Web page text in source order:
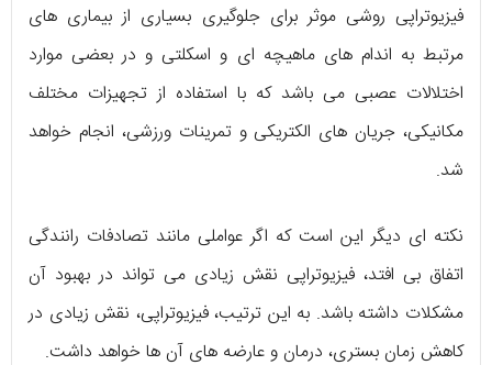
فیزیوتراپی روشی موثر برای جلوگیری بسیاری از بیماری های
مرتبط به اندام های ماهیچه ای و اسکلتی و در بعضی موارد
اختلالات عصبی می باشد که با استفاده از تجهیزات مختلف
مکانیکی، جریان های الکتریکی و تمرینات ورزشی، انجام خواهد
شد.
نکته ای دیگر این است که اگر عواملی مانند تصادفات رانندگی
اتفاق بی افتد، فیزیوتراپی نقش زیادی می تواند در بهبود آن
مشکلات داشته باشد. به این ترتیب، فیزیوتراپی، نقش زیادی در
کاهش زمان بستری، درمان و عارضه های آن ها خواهد داشت.